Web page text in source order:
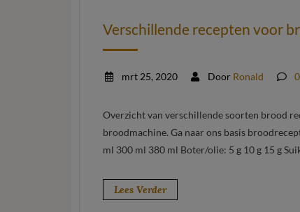
Verschillende recepten voor
mrt 25, 2020 Door Ronald
Overzicht van verschillende soorten brood
broodmachine. Ga naar ons basis
ml 300 ml 380 ml Boter/olie: 5 g 10 g 15 g
Lees Verder